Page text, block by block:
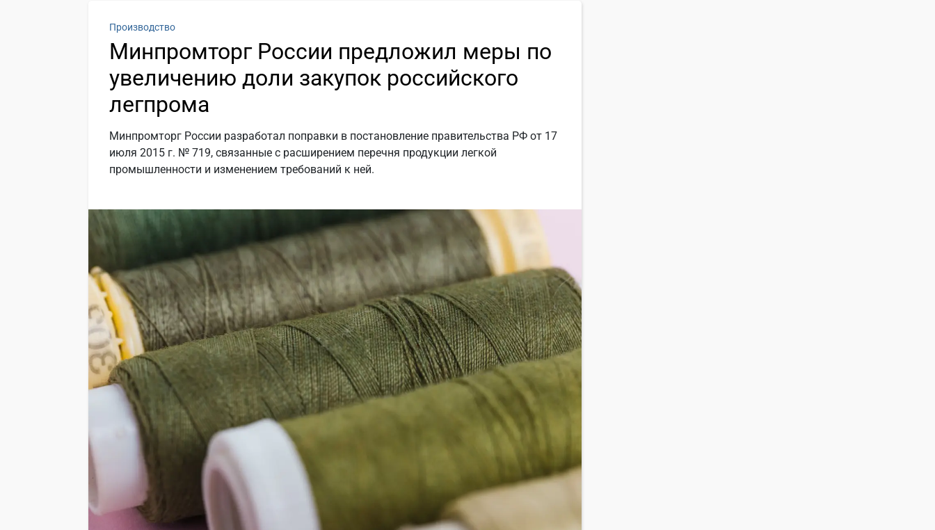
Производство
Минпромторг России предложил меры по
увеличению доли закупок российского
легпрома
Минпромторг России разработал поправки в постановление правительства РФ от 17
июля 2015 г. № 719, связанные с расширением перечня продукции легкой
промышленности и изменением требований к ней.